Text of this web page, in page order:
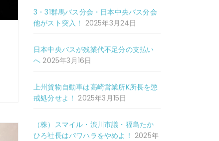
3・31群馬バス分会・日本中央バス分会
他がスト突入！ 2025年3月24日
日本中央バスが残業代不足分の支払い
へ 2025年3月16日
上州貨物自動車は高崎営業所K所長を懲
戒処分せよ！ 2025年3月15日
（株）スマイル・渋川市議・福島たか
ひろ社長はパワハラをやめよ！ 2025年